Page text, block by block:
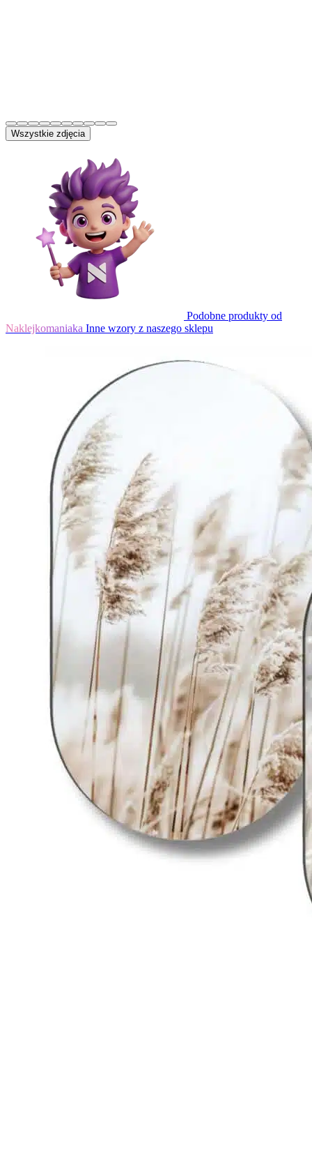
Wszystkie zdjęcia
Podobne produkty od
Naklejkomaniaka Inne wzory z naszego sklepu